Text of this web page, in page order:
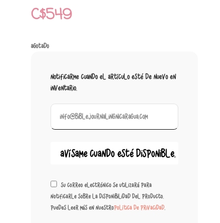
C$549
Agotado
Notificarme cuando el artículo esté de nuevo en
inventario.
Su correo electrónico se utilizará para
notificarle sobre la disponibilidad del producto.
Puedes leer más en nuestropolítica de privacidad.